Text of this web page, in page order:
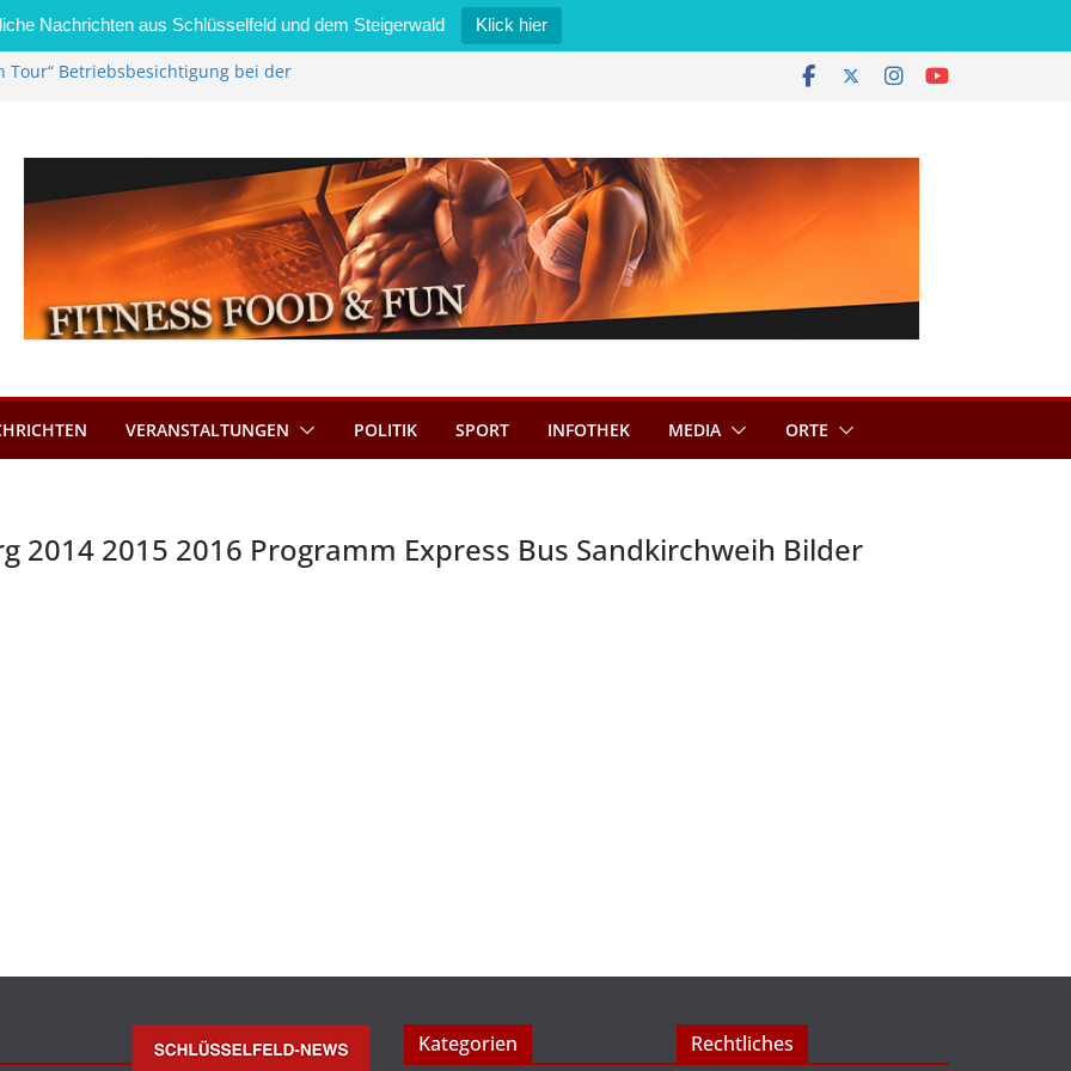
Nachrichten aus Schlüsselfeld und dem Steigerwald Klick hier
Tour“ Betriebsbesichtigung bei der
bietet Online-Anmeldung für
an
im Wert von 600 Euro
VERANSTALTUNGEN POLITIK SPORT INFOTHEK MEDIA ORTE
2014 2015 2016 Programm Express Bus Sandkirchweih Bilder
Kategorien Rechtliches